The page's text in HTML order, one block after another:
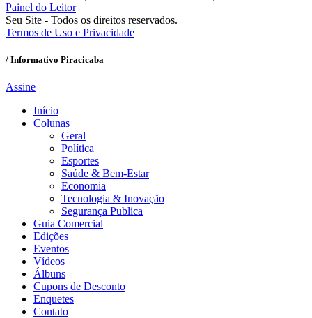
Painel do Leitor
Seu Site - Todos os direitos reservados.
Termos de Uso e Privacidade
/ Informativo Piracicaba
Assine
Início
Colunas
Geral
Política
Esportes
Saúde & Bem-Estar
Economia
Tecnologia & Inovação
Segurança Publica
Guia Comercial
Edições
Eventos
Vídeos
Álbuns
Cupons de Desconto
Enquetes
Contato